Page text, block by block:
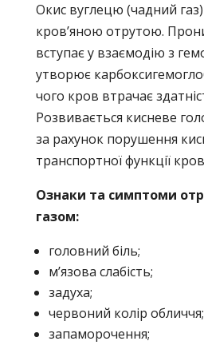
Окис вуглецю (чадний
кров’яною отрутою.
вступає у взаємодію з
утворює
чого кров втрачає
Розвивається кисневе
за рахунок порушення
транспортної функції
Ознаки та симптоми
газом:
головний біль;
м’язова слабість;
задуха;
червоний колір обличчя;
запаморочення;